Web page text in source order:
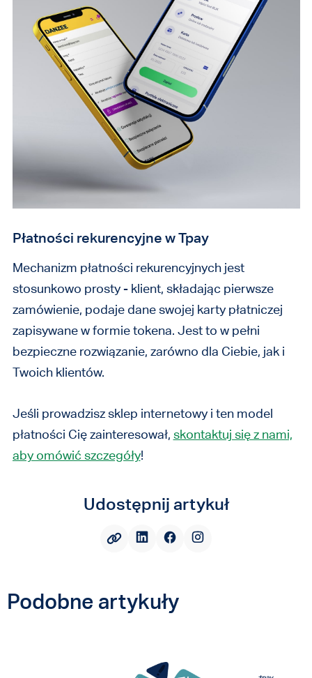
Płatności rekurencyjne w Tpay
Mechanizm płatności rekurencyjnych jest
stosunkowo prosty - klient, składając pierwsze
zamówienie, podaje dane swojej karty płatniczej
zapisywane w formie tokena. Jest to w pełni
bezpieczne rozwiązanie, zarówno dla Ciebie, jak i
Twoich klientów.
Jeśli prowadzisz sklep internetowy i ten model
płatności Cię zainteresował, skontaktuj się z nami,
aby omówić szczegóły!
Udostępnij artykuł
Podobne artykuły